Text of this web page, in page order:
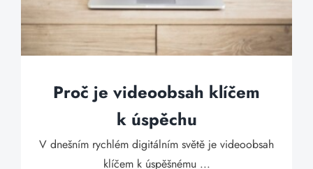
Proč je videoobsah klíčem
k úspěchu
V dnešním rychlém digitálním světě je videoobsah
klíčem k úspěšnému ...